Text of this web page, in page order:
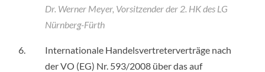
Dr. Werner Meyer, Vorsitzender der 2. HK des LG
Nürnberg-Fürth
6.
Internationale Handelsvertreterverträge nach
der VO (EG) Nr. 593/2008 über das auf